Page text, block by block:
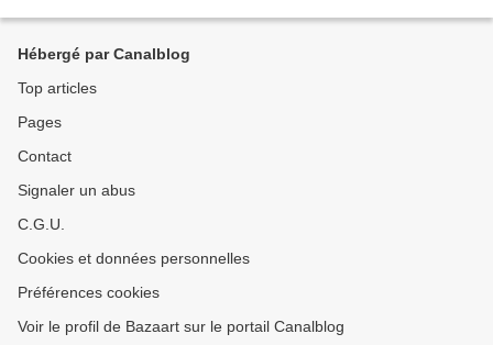
Hébergé par Canalblog
Top articles
Pages
Contact
Signaler un abus
C.G.U.
Cookies et données personnelles
Préférences cookies
Voir le profil de Bazaart sur le portail Canalblog